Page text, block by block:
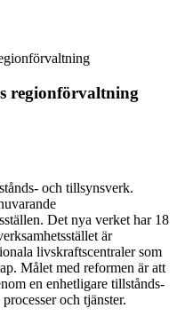
regionförvaltning
och tillsynsverk.
Det nya verket har 18
är
livskraftscentraler som
Målet med reformen är att
en enhetligare tillstånds-
och tjänster.